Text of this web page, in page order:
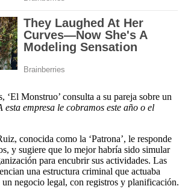
‘El Monstruo’ consulta a su pareja sobre un
esta empresa le cobramos este año o el
conocida como la ‘Patrona’, le responde
y sugiere que lo mejor habría sido simular
para encubrir sus actividades. Las
una estructura criminal que actuaba
un negocio legal, con registros y planificación.